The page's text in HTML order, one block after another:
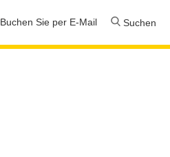
Buchen Sie per E-Mail Suchen